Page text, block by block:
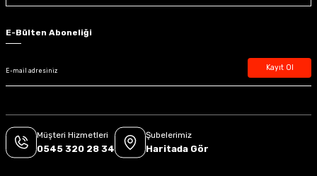
E-Bülten Aboneliği
Kayıt Ol
Müşteri Hizmetleri
0545 320 28 34
Şubelerimiz
Haritada Gör